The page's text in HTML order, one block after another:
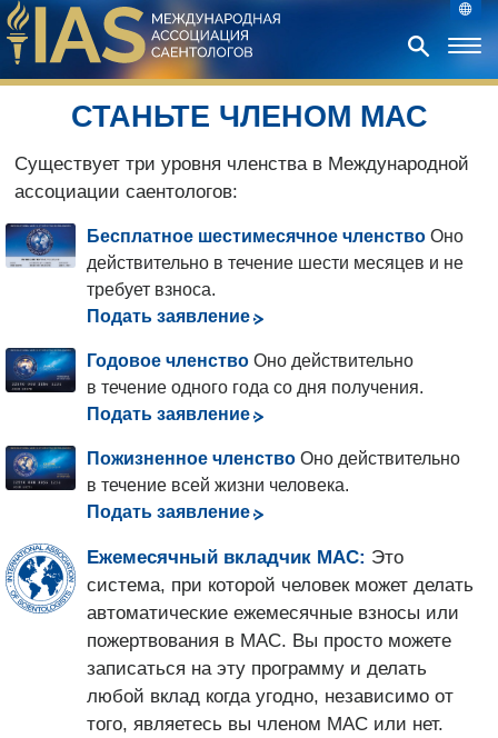
СТАНЬТЕ ЧЛЕНОМ МАС
Существует три уровня членства в Международной
ассоциации саентологов:
Бесплатное шестимесячное членство Оно
действительно в течение шести месяцев и не
требует взноса.
Подать заявление
Годовое членство Оно действительно
в течение одного года со дня получения.
Подать заявление
Пожизненное членство Оно действительно
в течение всей жизни человека.
Подать заявление
Ежемесячный вкладчик МАС: Это
система, при которой человек может делать
автоматические ежемесячные взносы или
пожертвования в МАС. Вы просто можете
записаться на эту программу и делать
любой вклад когда угодно, независимо от
того, являетесь вы членом МАС или нет.